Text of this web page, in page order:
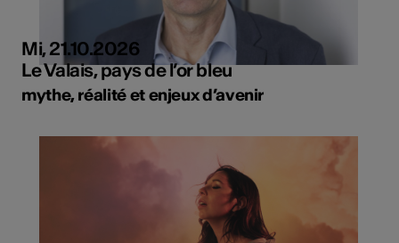
Mi, 21.10.2026
Le Valais, pays de l’or bleu
mythe, réalité et enjeux d’avenir